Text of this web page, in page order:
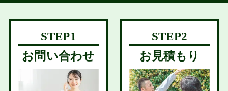
お問い合わせ お見積もり